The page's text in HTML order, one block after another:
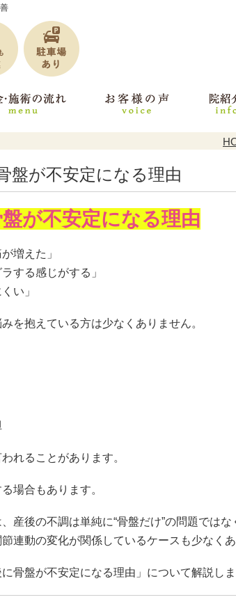
盤が不安定になる理由
が不安定になる理由
増えた」
する感じがする」
い」
を抱えている方は少なくありません。
れることがあります。
場合もあります。
産後の不調は単純に“骨盤だけ”の問題では
連動の変化が関係しているケースも少なく
骨盤が不安定になる理由」について解説し